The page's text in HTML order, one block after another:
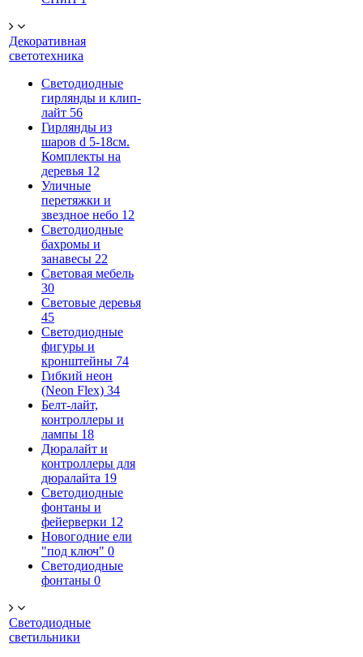
Декоративная
светотехника
Светодиодные
гирлянды и клип-
лайт 56
Гирлянды из
шаров d 5-18cм.
Комплекты на
деревья 12
Уличные
перетяжки и
звездное небо 12
Светодиодные
бахромы и
занавесы 22
Световая мебель
30
Световые деревья
45
Светодиодные
фигуры и
кронштейны 74
Гибкий неон
(Neon Flex) 34
Белт-лайт,
контроллеры и
лампы 18
Дюралайт и
контроллеры для
дюралайта 19
Светодиодные
фонтаны и
фейерверки 12
Новогодние ели
"под ключ" 0
Светодиодные
фонтаны 0
Светодиодные
светильники